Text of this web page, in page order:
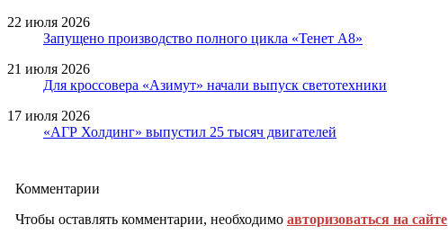
22 июля 2026
Запущено производство полного цикла «Тенет A8»
21 июля 2026
Для кроссовера «Азимут» начали выпуск светотехники
17 июля 2026
«АГР Холдинг» выпустил 25 тысяч двигателей
Комментарии
Чтобы оставлять комментарии, необходимо авторизоваться на сайте